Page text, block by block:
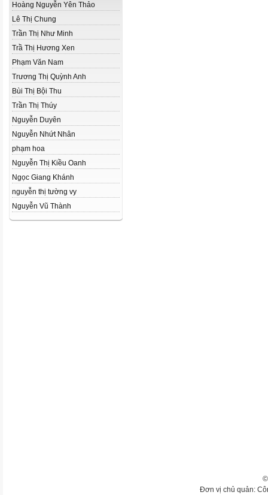
Hoàng Nguyễn Yên Thảo
Lê Thị Chung
Trần Thị Như Minh
Trầ Thị Hương Xen
Phạm Văn Nam
Trương Thị Quỳnh Anh
Bùi Thị Bội Thu
Trần Thị Thúy
Nguyễn Duyên
Nguyễn Nhứt Nhân
phạm hoa
Nguyễn Thị Kiều Oanh
Ngọc Giang Khánh
nguyễn thị tường vy
Nguyễn Vũ Thành
Đơn vị chủ quản: